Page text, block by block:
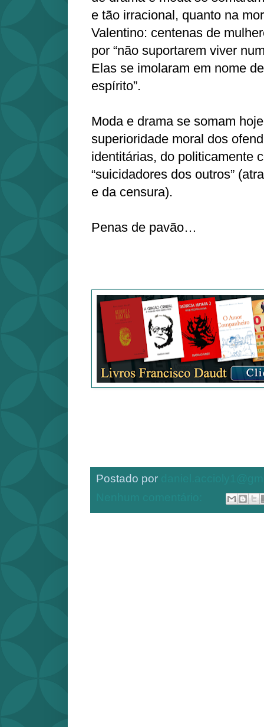
e tão irracional, quanto na
Valentino: centenas de
por “não suportarem viver
Elas se imolaram em nome
espírito”.
Moda e drama se somam
superioridade moral dos
identitárias, do politicamente
“suicidadores dos outros”
e da censura).
Penas de pavão…
Postado por